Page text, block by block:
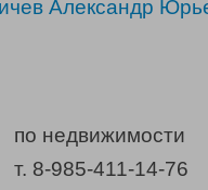
по недвижимости
т. 8-985-411-14-76